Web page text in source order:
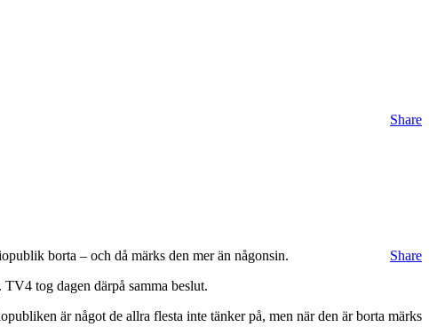
Share
Share
borta – och då märks den mer än någonsin.
tog dagen därpå samma beslut.
är något de allra flesta inte tänker på, men när den är borta märks